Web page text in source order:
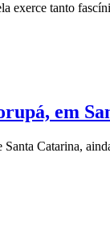
tanto
em
Catarina,